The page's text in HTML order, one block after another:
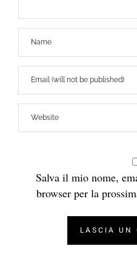
Salva il mio nome,
browser per la